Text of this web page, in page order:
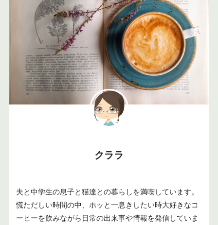
クララ
夫と中学生の息子と猫達との暮らしを満喫しています。
慌ただしい時間の中、ホッと一息きしたい時大好きなコ
ーヒーを飲みながら日常の出来事や情報を発信していま